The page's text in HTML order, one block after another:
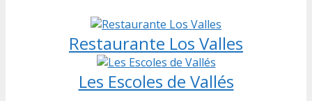
Restaurante Los Valles
Les Escoles de Vallés